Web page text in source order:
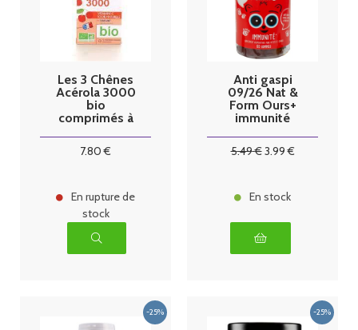
Les 3 Chênes
Acérola 3000
bio
comprimés à
7.80 €
En rupture de
stock
Anti gaspi
09/26 Nat &
Form Ours+
immunité
oursons
5.49€3.99€
En stock